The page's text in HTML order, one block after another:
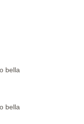
bella
bella